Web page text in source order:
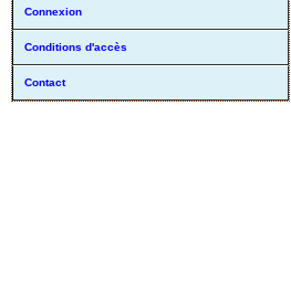
Connexion
Conditions d'accès
Contact